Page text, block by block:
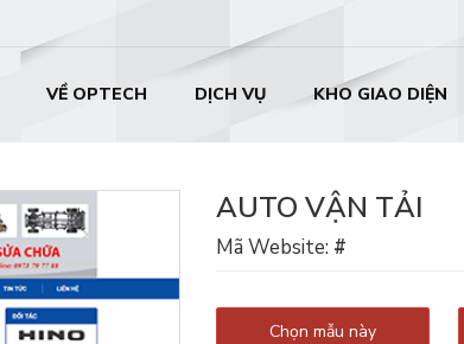
VỀ OPTECH DỊCH VỤ KHO GIAO DIỆN
AUTO VẬN TẢI
Mã Website: #
Chọn mẫu này